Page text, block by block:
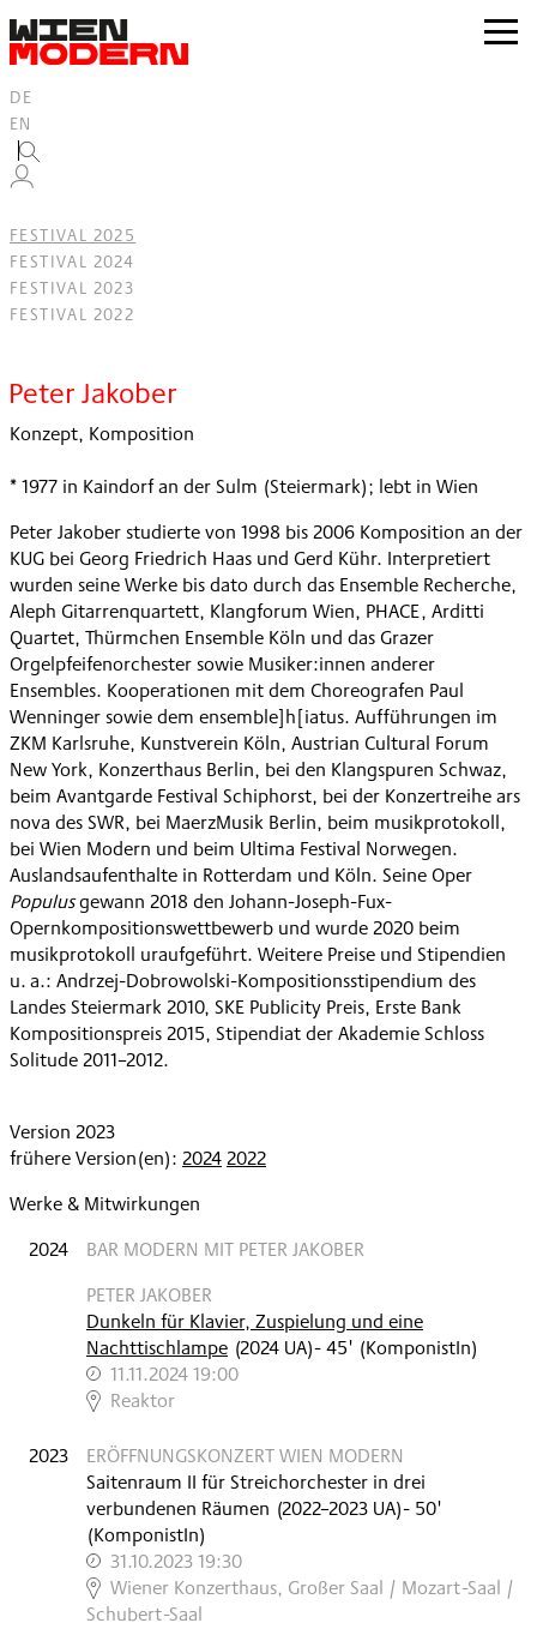
springen
zur
DE
EN
FESTIVAL 2025
FESTIVAL 2024
FESTIVAL 2023
FESTIVAL 2022
Peter Jakober
Konzept, Komposition
* 1977 in Kaindorf an der Sulm (Steiermark); lebt in Wien
Peter Jakober studierte von 1998 bis 2006 Komposition an der
KUG bei Georg Friedrich Haas und Gerd Kühr. Interpretiert
wurden seine Werke bis dato durch das Ensemble Recherche,
Aleph Gitarrenquartett, Klangforum Wien, PHACE, Arditti
Quartet, Thürmchen Ensemble Köln und das Grazer
Orgelpfeifenorchester sowie Musiker:innen anderer
Ensembles. Kooperationen mit dem Choreografen Paul
Wenninger sowie dem ensemble]h[iatus. Aufführungen im
ZKM Karlsruhe, Kunstverein Köln, Austrian Cultural Forum
New York, Konzerthaus Berlin, bei den Klangspuren Schwaz,
beim Avantgarde Festival Schiphorst, bei der Konzertreihe ars
nova des SWR, bei MaerzMusik Berlin, beim musikprotokoll,
bei Wien Modern und beim Ultima Festival Norwegen.
Auslandsaufenthalte in Rotterdam und Köln. Seine Oper
Populusgewann 2018 den Johann-Joseph-Fux-
Opernkompositionswettbewerb und wurde 2020 beim
musikprotokoll uraufgeführt. Weitere Preise und Stipendien
u. a.: Andrzej-Dobrowolski-Kompositionsstipendium des
Landes Steiermark 2010, SKE Publicity Preis, Erste Bank
Kompositionspreis 2015, Stipendiat der Akademie Schloss
Solitude 2011–2012.
Version 2023
frühere Version(en): 20242022
Werke & Mitwirkungen
2024
BAR MODERN MIT PETER JAKOBER
PETER JAKOBER
Dunkeln für Klavier, Zuspielung und eine
Nachttischlampe (2024 UA)- 45' (KomponistIn)
11.11.2024 19:00
,
Reaktor
2023
ERÖFFNUNGSKONZERT WIEN MODERN
Saitenraum II für Streichorchester in drei
verbundenen Räumen (2022–2023 UA)- 50'
(KomponistIn)
31.10.2023 19:30
,
Wiener Konzerthaus, Großer Saal / Mozart-Saal /
Schubert-Saal